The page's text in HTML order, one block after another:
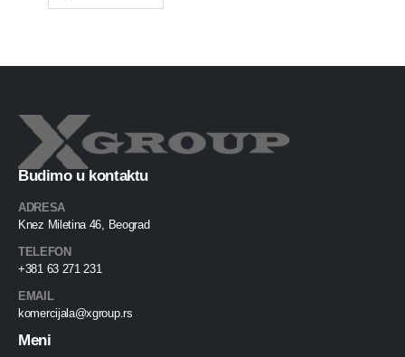
Budimo u kontaktu
ADRESA
Knez Miletina 46, Beograd
TELEFON
+381 63 271 231
EMAIL
komercijala@xgroup.rs
Meni